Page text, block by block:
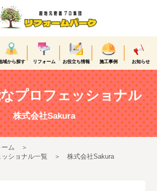
域から探す リフォーム お役立ち情報 施工事例 お知らせ
プロフェッショナル
株式会社Sakura
ーム
ショナル一覧
株式会社Sakura